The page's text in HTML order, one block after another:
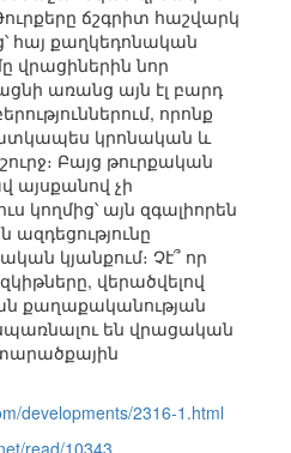
ճշգրիտ հաշվարկ
հայ քաղկեդոնական
վրացիներին նոր
առանց այն էլ բարդ
որոնք
կրոնական և
Բայց թուրքական
այսքանով չի
կողմից՝ այն զգալիորեն
ազդեցությունը
կյանքում։ Չէ՞ որ
վերածվելով
քաղաքականության
են վրացական
տարածքային
developments/2316-1.html